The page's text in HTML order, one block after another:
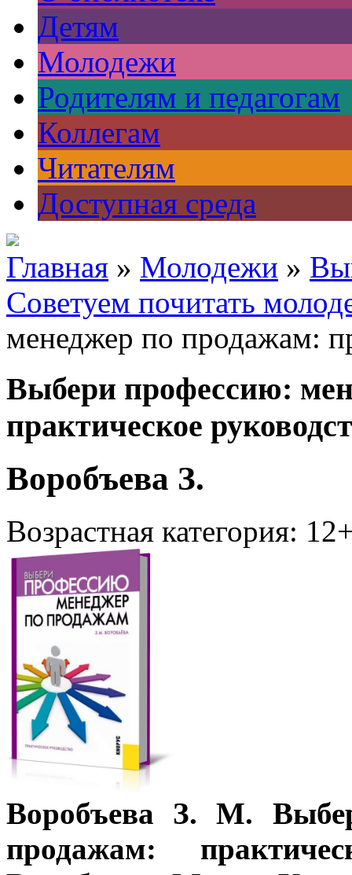
Детям
Молодежи
Родителям и педагогам
Коллегам
Читателям
Доступная среда
Главная » Молодежи »
Советуем почитать
менеджер по продажам:
Выбери профессию:
практическое
Воробъева З.
Возрастная категория:
Воробъева З. М.
продажам: